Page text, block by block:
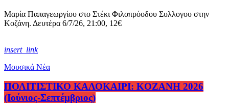
Μαρία Παπαγεωργίου στο Στέκι Φιλοπρόοδου Συλλογου στην
Κοζάνη. Δευτέρα 6/7/26, 21:00, 12€
insert_link
Μουσικά Νέα
ΠΟΛΙΤΙΣΤΙΚΟ ΚΑΛΟΚΑΙΡΙ: KOZANH 2026
(Ιούνιος-Σεπτέμβριος)